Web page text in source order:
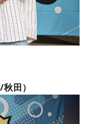
田）